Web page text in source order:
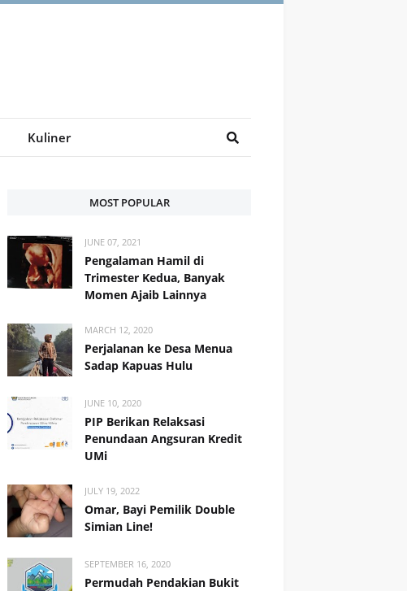
Kuliner
MOST POPULAR
JUNE 07, 2021
Pengalaman Hamil di
Trimester Kedua, Banyak
Momen Ajaib Lainnya
MARCH 12, 2020
Perjalanan ke Desa Menua
Sadap Kapuas Hulu
JUNE 10, 2020
PIP Berikan Relaksasi
Penundaan Angsuran Kredit
UMi
JULY 19, 2022
Omar, Bayi Pemilik Double
Simian Line!
SEPTEMBER 16, 2020
Permudah Pendakian Bukit